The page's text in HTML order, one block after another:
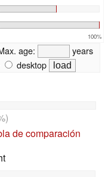
100%
age:
years
desktop
de comparación